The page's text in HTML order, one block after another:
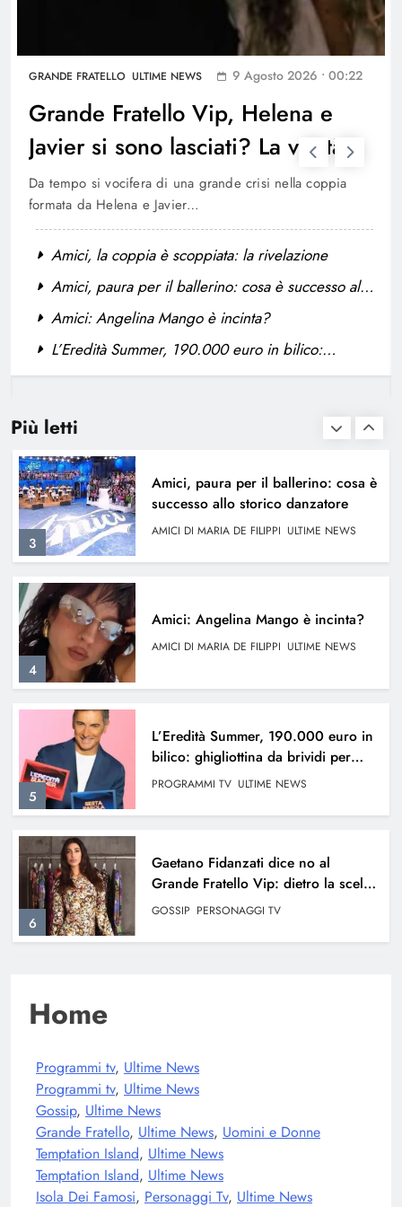
GRANDE FRATELLO ULTIME NEWS 9 Agosto 2026 • 00:22
Grande Fratello Vip, Helena e
Javier si sono lasciati? La verità
Da tempo si vocifera di una grande crisi nella coppia
formata da Helena e Javier…
Amici, la coppia è scoppiata: la rivelazione
Amici, paura per il ballerino: cosa è successo allo
storico danzatore
Amici: Angelina Mango è incinta?
L’Eredità Summer, 190.000 euro in bilico:
ghigliottina da brividi per Erika
Più letti
ULTIME NEWS
8
Elenoire Ferruzzi contro Stefano De
Martino: la critica riguarda Sanremo
GOSSIP ULTIME NEWS
Grande Fratello Vip, Helena e Javier
si sono lasciati? La verità
GRANDE FRATELLO ULTIME NEWS
2
Amici, la coppia è scoppiata: la
rivelazione
3
Amici, paura per il ballerino: cosa è
successo allo storico danzatore
AMICI DI MARIA DE FILIPPI ULTIME NEWS
4
Amici: Angelina Mango è incinta?
AMICI DI MARIA DE FILIPPI ULTIME NEWS
5
L’Eredità Summer, 190.000 euro in
bilico: ghigliottina da brividi per
Erika
PROGRAMMI TV ULTIME NEWS
6
Gaetano Fidanzati dice no al
Grande Fratello Vip: dietro la scelta
c’entra Belen Rodriguez?
GOSSIP PERSONAGGI TV
8
Elenoire Ferruzzi contro Stefano De
Martino: la critica riguarda Sanremo
GOSSIP ULTIME NEWS
Home
Programmi tv, Ultime News
Programmi tv, Ultime News
Gossip, Ultime News
Grande Fratello, Ultime News, Uomini e Donne
Temptation Island, Ultime News
Temptation Island, Ultime News
Isola Dei Famosi, Personaggi Tv, Ultime News